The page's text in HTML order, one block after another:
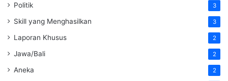
Politik 3
Skill yang Menghasilkan 3
Laporan Khusus 2
Jawa/Bali 2
Aneka 2